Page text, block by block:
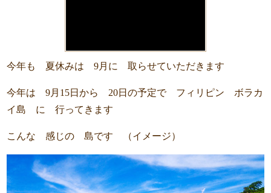
今年も 夏休みは 9月に 取らせていただきます
今年は 9月15日から 20日の予定で フィリピン ボラカ
イ島 に 行ってきます
こんな 感じの 島です （イメージ）